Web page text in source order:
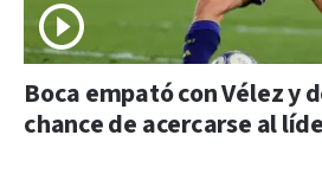
Boca empató con Vélez y
chance de acercarse al